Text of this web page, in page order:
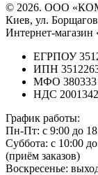
© 2026. ООО
Киев, ул.
Интернет-
ЕГРПОУ
ИПН
МФО 380333
НДС
График работы:
Пн-Пт: с 9:00 до
Суббота: с 10:00
(приём заказов)
Воскресенье: